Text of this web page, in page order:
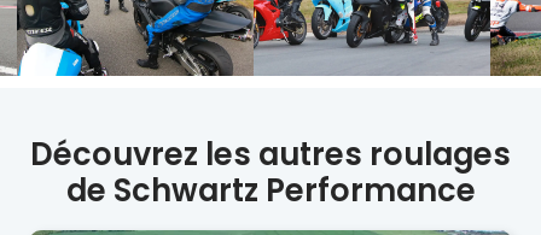
Découvrez les autres roulages
de Schwartz Performance